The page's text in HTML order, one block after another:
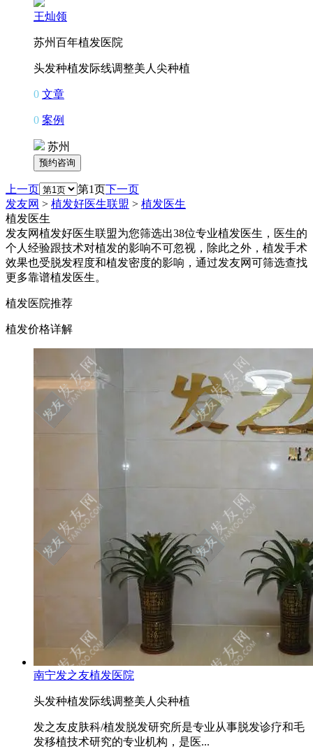
王灿领
苏州百年植发医院
头发种植发际线调整美人尖种植
0 文章
0 案例
苏州
上一页 第1页下一页
发友网 > 植发好医生联盟 > 植发医生
植发医生
发友网植发好医生联盟为您筛选出38位专业植发医生，医生的
个人经验跟技术对植发的影响不可忽视，除此之外，植发手术
效果也受脱发程度和植发密度的影响，通过发友网可筛选查找
更多靠谱植发医生。
植发医院推荐
植发价格详解
南宁发之友植发医院
头发种植发际线调整美人尖种植
发之友皮肤科/植发脱发研究所是专业从事脱发诊疗和毛
发移植技术研究的专业机构，是医...